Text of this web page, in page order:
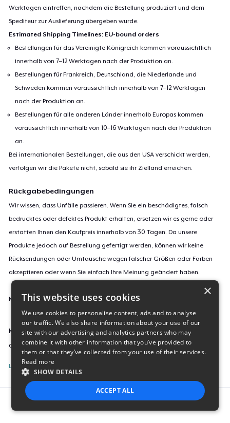
Werktagen eintreffen, nachdem die Bestellung produziert und dem
Spediteur zur Auslieferung übergeben wurde.
Estimated Shipping Timelines: EU-bound orders
Bestellungen für das Vereinigte Königreich kommen voraussichtlich
innerhalb von 7–12 Werktagen nach der Produktion an.
Bestellungen für Frankreich, Deutschland, die Niederlande und
Schweden kommen voraussichtlich innerhalb von 7–12 Werktagen
nach der Produktion an.
Bestellungen für alle anderen Länder innerhalb Europas kommen
voraussichtlich innerhalb von 10–16 Werktagen nach der Produktion
an.
Bei internationalen Bestellungen, die aus den USA verschickt werden,
verfolgen wir die Pakete nicht, sobald sie ihr Zielland erreichen.
Rückgabebedingungen
Wir wissen, dass Unfälle passieren. Wenn Sie ein beschädigtes, falsch
bedrucktes oder defektes Produkt erhalten, ersetzen wir es gerne oder
erstatten Ihnen den Kaufpreis innerhalb von 30 Tagen. Da unsere
Produkte jedoch auf Bestellung gefertigt werden, können wir keine
Rücksendungen oder Umtausche wegen falscher Größen oder Farben
akzeptieren oder wenn Sie einfach Ihre Meinung geändert haben.
Mehr Informationen zu unseren Rückgaberichtlinien findest du
Kampagnen-ID:
autumn-pumpkins-gourds
Listing melden
×
This website uses cookies
We use cookies to personalise content, ads and to analyse
our traffic. We also share information about your use of our
site with our advertising and analytics partners who may
combine it with other information that you’ve provided to
them or that they’ve collected from your use of their services.
Read more
SHOW DETAILS
ACCEPT ALL
STRICTLY NECESSARY PERFORMANCE